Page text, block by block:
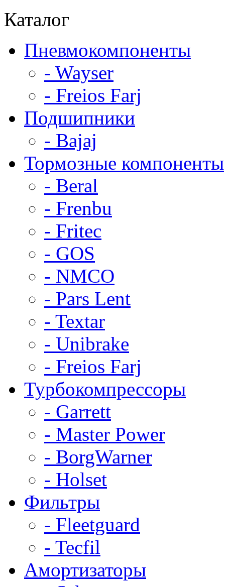
Каталог
Пневмокомпоненты
- Wayser
- Freios Farj
Подшипники
- Bajaj
Тормозные компоненты
- Beral
- Frenbu
- Fritec
- GOS
- NMCO
- Pars Lent
- Textar
- Unibrake
- Freios Farj
Турбокомпрессоры
- Garrett
- Master Power
- BorgWarner
- Holset
Фильтры
- Fleetguard
- Tecfil
Амортизаторы